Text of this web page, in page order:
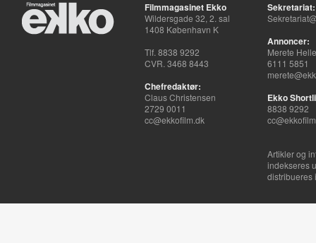
Filmmagasinet Ekko
Wildersgade 32, 2. sal
1408 København K
Tlf. 8838 9292
CVR. 3468 8443
Chefredaktør:
Claus Christensen
2729 0011
cc@ekkofilm.dk
Sekretariat:
Annoncer:
Merete
6111 5851
Ekko
8838 9292
Artikler og
indekseres
distribueres